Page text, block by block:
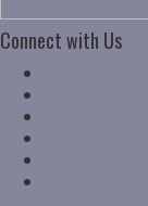
Connect with Us